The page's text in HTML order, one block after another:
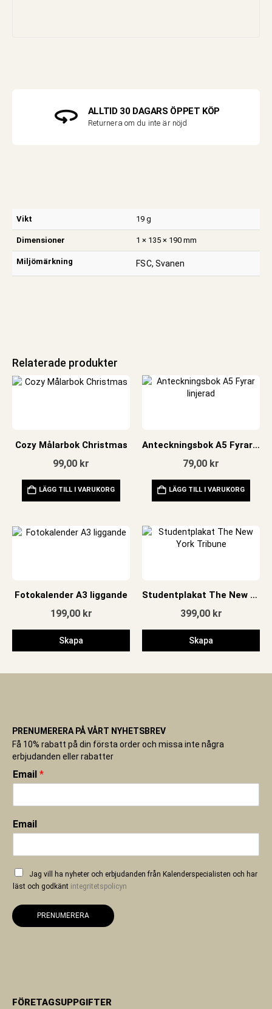
ALLTID 30 DAGARS ÖPPET KÖP
Returnera om du inte är nöjd
Vikt 19 g
Dimensioner 1 × 135 × 190 mm
Miljömärkning FSC, Svanen
Relaterade produkter
Cozy Målarbok Christmas
99,00 kr
LÄGG TILL I VARUKORG
Anteckningsbok A5 Fyrar linjerad
79,00 kr
LÄGG TILL I VARUKORG
Fotokalender A3 liggande
199,00 kr
Skapa
Studentplakat The New York Tribune
399,00 kr
Skapa
PRENUMERERA PÅ VÅRT NYHETSBREV
Få 10% rabatt på din första order och missa inte några
erbjudanden eller rabatter
Email *
Email
Jag vill ha nyheter och erbjudanden från Kalenderspecialisten och har
läst och godkänt integritetspolicyn
PRENUMERERA
FÖRETAGSUPPGIFTER